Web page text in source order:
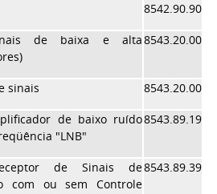
8542.90.90
de baixa e alta8543.20.00
sinais 8543.20.00
de baixo ruído
"LNB"
8543.89.19
de Sinais de
com ou sem Controle
8543.89.39